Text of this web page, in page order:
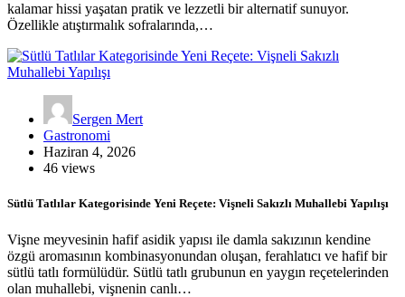
kalamar hissi yaşatan pratik ve lezzetli bir alternatif sunuyor.
Özellikle atıştırmalık sofralarında,…
Sergen Mert
Gastronomi
Haziran 4, 2026
46 views
Sütlü Tatlılar Kategorisinde Yeni Reçete: Vişneli Sakızlı Muhallebi Yapılışı
Vişne meyvesinin hafif asidik yapısı ile damla sakızının kendine
özgü aromasının kombinasyonundan oluşan, ferahlatıcı ve hafif bir
sütlü tatlı formülüdür. Sütlü tatlı grubunun en yaygın reçetelerinden
olan muhallebi, vişnenin canlı…